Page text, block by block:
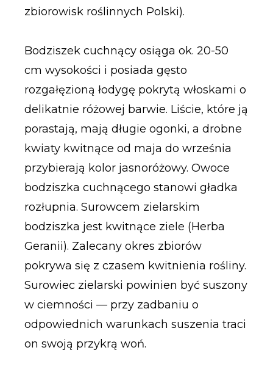
zbiorowisk roślinnych Polski).
Bodziszek cuchnący osiąga ok. 20-50
cm wysokości i posiada gęsto
rozgałęzioną łodygę pokrytą włoskami o
delikatnie różowej barwie. Liście, które ją
porastają, mają długie ogonki, a drobne
kwiaty kwitnące od maja do września
przybierają kolor jasnoróżowy. Owoce
bodziszka cuchnącego stanowi gładka
rozłupnia. Surowcem zielarskim
bodziszka jest kwitnące ziele (Herba
Geranii). Zalecany okres zbiorów
pokrywa się z czasem kwitnienia rośliny.
Surowiec zielarski powinien być suszony
w ciemności — przy zadbaniu o
odpowiednich warunkach suszenia traci
on swoją przykrą woń.